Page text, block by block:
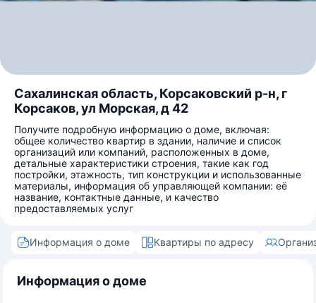
Сахалинская область, Корсаковский р-н, г
Корсаков, ул Морская, д 42
Получите подробную информацию о доме, включая:
общее количество квартир в здании, наличие и список
организаций или компаний, расположенных в доме,
детальные характеристики строения, такие как год
постройки, этажность, тип конструкции и использованные
материалы, информация об управляющей компании: её
название, контактные данные, и качество
предоставляемых услуг
Информация о доме Квартиры по адресу
Информация о доме